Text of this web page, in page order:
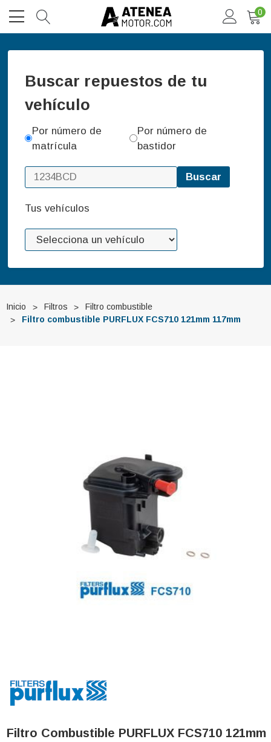
0
Buscar repuestos de tu
vehículo
Por número de
matrícula
Por número de
bastidor
Buscar
Tus vehículos
Inicio Filtros
Filtro combustible
Filtro combustible PURFLUX FCS710 121mm 117mm
Filtro Combustible PURFLUX FCS710 121mm